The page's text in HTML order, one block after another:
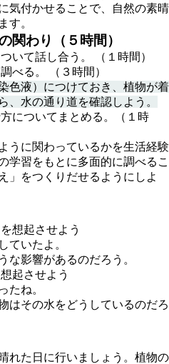
気付かせることで、自然の素晴
す。
わり（５時間）
いて話し合う。 （１時間）
べる。 （３時間）
色液）につけておき、植物が着
、水の通り道を確認しよう。
についてまとめる。（１時
うに関わっているかを生活経験
学習をもとに多面的に調べるこ
」をつくりだせるようにしよ
想起させよう
ていたよ。
な影響があるのだろう。
起させよう
たね。
はその水をどうしているのだろ
れた日に行いましょう。植物の